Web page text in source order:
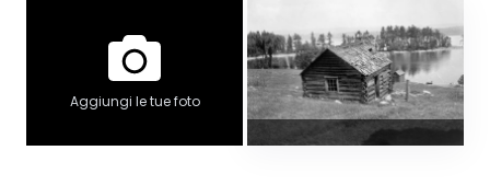
Aggiungi le tue foto